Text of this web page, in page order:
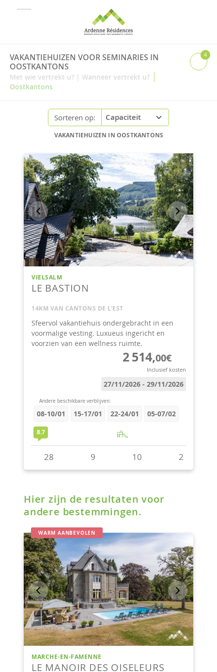
VAKANTIEHUIZEN VOOR SEMINARIES IN
OOSTKANTONS
Met wie vertrekt u? | Wanneer vertrekt u? |
Oostkantons
4
Sorteren op:
VAKANTIEHUIZEN IN OOSTKANTONS
Hier zijn de resultaten voor
andere bestemmingen.